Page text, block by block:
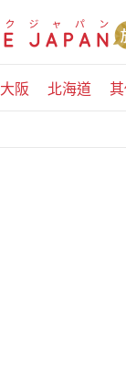
大阪 北海道